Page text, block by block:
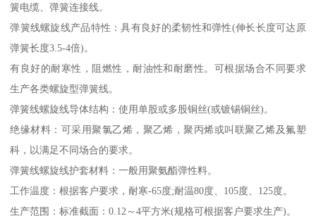
簧电缆、弹簧连接线。
弹簧线螺旋线产品特性：具有良好的柔韧性和弹性(伸长长度可达原
弹簧长度3.5-4倍)。
有良好的耐寒性，阻燃性，耐油性和耐磨性。可根据场合不同要求
生产各类螺旋型弹簧线。
弹簧线螺旋线导体结构：使用单股或多股铜丝(或镀锡铜丝)。
绝缘材料：可采用聚氯乙烯，聚乙烯，聚丙烯或叫联聚乙烯及氟塑
科，以满足不同场合的要求。
弹簧线螺旋线护套材料：一般用聚氨酯弹性料。
工作温度：根据客户要求，耐寒-65度;耐温80度、105度、125度。
生产范围：标准截面：0.12～4平方米(规格可根据客户要求生产)。